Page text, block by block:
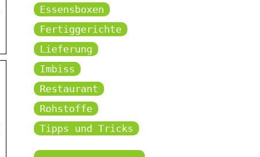
Essensboxen
Fertiggerichte
Lieferung
Imbiss
Restaurant
Rohstoffe
Tipps und Tricks